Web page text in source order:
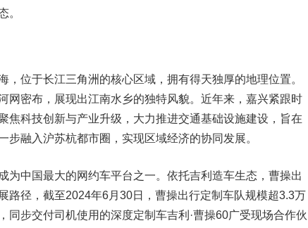
。
，位于长江三角洲的核心区域，拥有得天独厚的地理位置。
网密布，展现出江南水乡的独特风貌。近年来，嘉兴紧跟时
焦科技创新与产业升级，大力推进交通基础设施建设，旨在
步融入沪苏杭都市圈，实现区域经济的协同发展。
为中国最大的网约车平台之一。依托吉利造车生态，曹操出
路径，截至2024年6月30日，曹操出行定制车队规模超3.3万
同步交付司机使用的深度定制车吉利·曹操60广受现场合作伙